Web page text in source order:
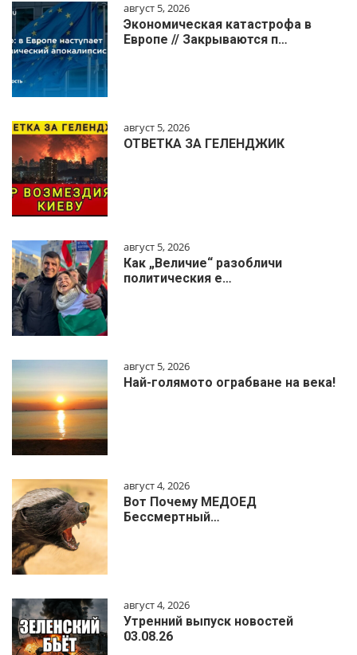
август 5, 2026
Экономическая катастрофа в
Европе // Закрываются п…
август 5, 2026
ОТВЕТКА ЗА ГЕЛЕНДЖИК
август 5, 2026
Как „Величие“ разобличи
политическия е…
август 5, 2026
Най-голямото ограбване на века!
август 4, 2026
Вот Почему МЕДОЕД
Бессмертный…
август 4, 2026
Утренний выпуск новостей
03.08.26